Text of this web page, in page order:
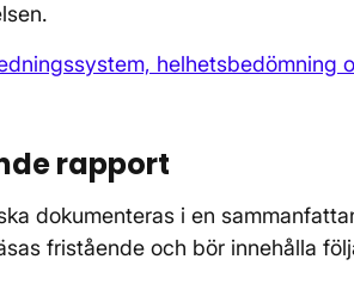
helhetsbedömning
rapport
dokumenteras i en
fristående och bör innehålla